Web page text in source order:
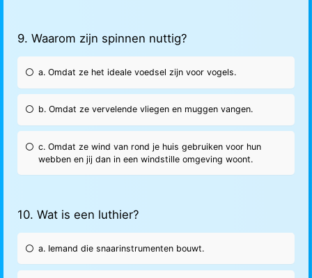
9. Waarom zijn spinnen nuttig?
a. Omdat ze het ideale voedsel zijn voor vogels.
b. Omdat ze vervelende vliegen en muggen vangen.
c. Omdat ze wind van rond je huis gebruiken voor hun
webben en jij dan in een windstille omgeving woont.
10. Wat is een luthier?
a. Iemand die snaarinstrumenten bouwt.